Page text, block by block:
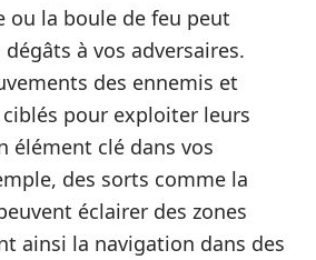
ou la boule de feu peut
à vos adversaires.
des ennemis et
pour exploiter leurs
élément clé dans vos
des sorts comme la
éclairer des zones
ainsi la navigation dans des